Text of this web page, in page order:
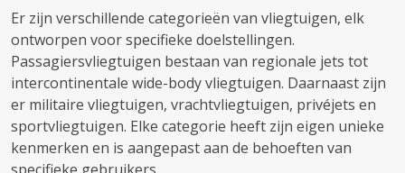
Er zijn verschillende categorieën van vliegtuigen, elk
ontworpen voor specifieke doelstellingen.
Passagiersvliegtuigen bestaan ​​van regionale jets tot
intercontinentale wide-body vliegtuigen. Daarnaast zijn
er militaire vliegtuigen, vrachtvliegtuigen, privéjets en
sportvliegtuigen. Elke categorie heeft zijn eigen unieke
kenmerken en is aangepast aan de behoeften van